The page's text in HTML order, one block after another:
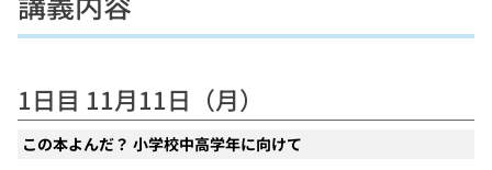
1日目 11月11日（月）
この本よんだ？ 小学校中高学年に向けて